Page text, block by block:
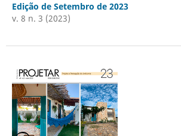
Edição de Setembro de 2023
v. 8 n. 3 (2023)